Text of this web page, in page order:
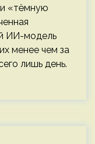
«тёмную
ИИ-модель
менее чем за
лишь день.